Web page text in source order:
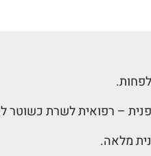
– רפואית לשרת
מלאה.